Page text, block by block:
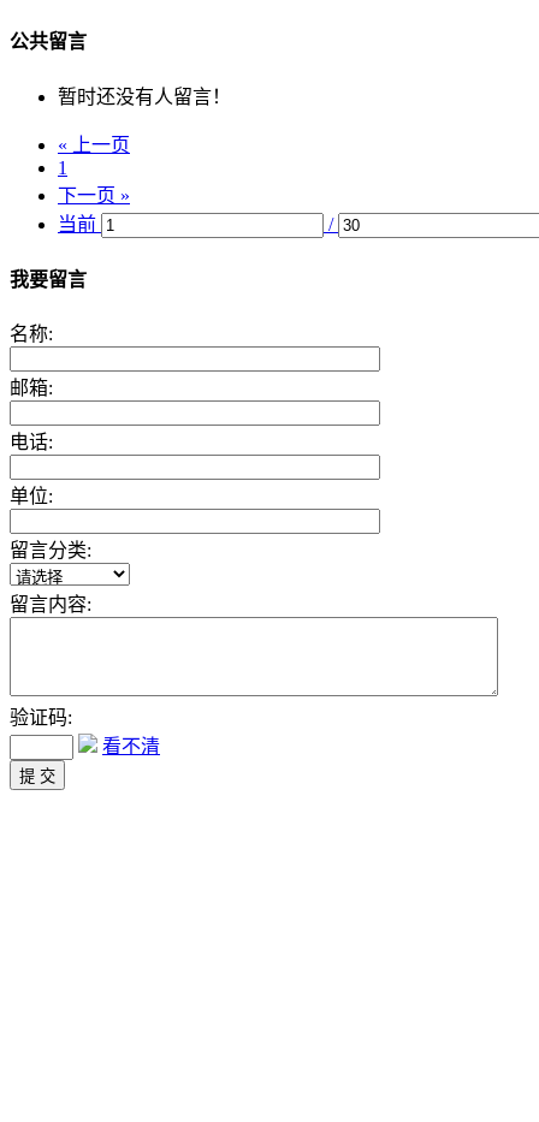
公共留言
暂时还没有人留言！
« 上一页
1
下一页 »
当前
/
我要留言
名称:
邮箱:
电话:
单位:
留言分类:
留言内容:
验证码:
看不清